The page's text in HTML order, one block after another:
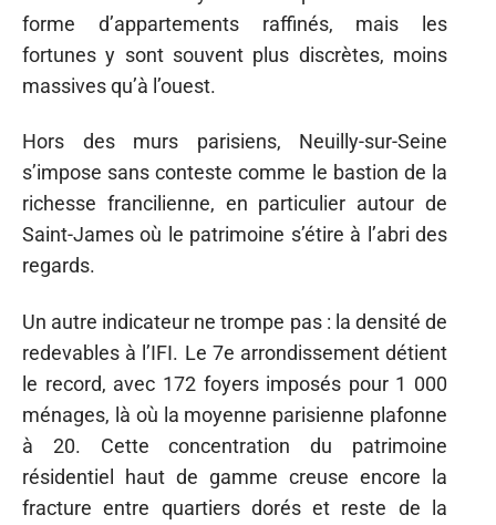
forme d’appartements raffinés, mais les
fortunes y sont souvent plus discrètes, moins
massives qu’à l’ouest.
Hors des murs parisiens, Neuilly-sur-Seine
s’impose sans conteste comme le bastion de la
richesse francilienne, en particulier autour de
Saint-James où le patrimoine s’étire à l’abri des
regards.
Un autre indicateur ne trompe pas : la densité de
redevables à l’IFI. Le 7e arrondissement détient
le record, avec 172 foyers imposés pour 1 000
ménages, là où la moyenne parisienne plafonne
à 20. Cette concentration du patrimoine
résidentiel haut de gamme creuse encore la
fracture entre quartiers dorés et reste de la